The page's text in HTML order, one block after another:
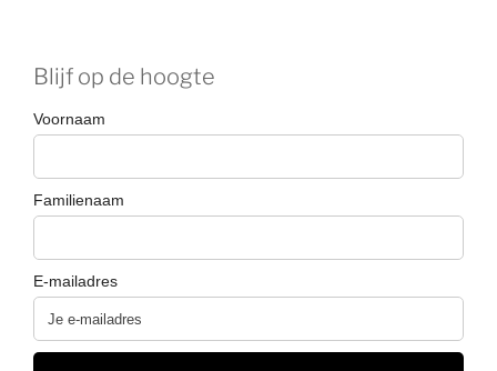
Blijf op de hoogte